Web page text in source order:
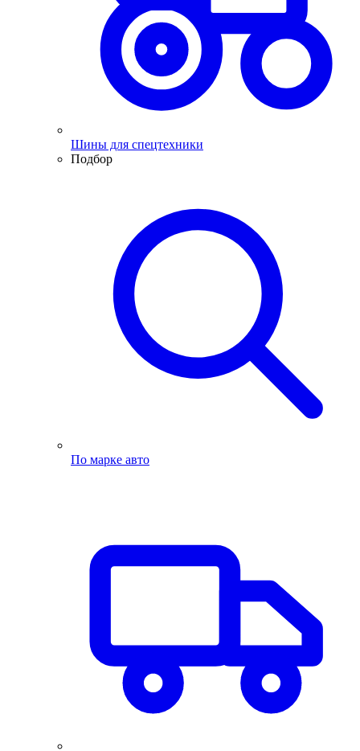
Шины для спецтехники
Подбор
По марке авто